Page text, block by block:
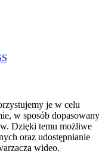
je w celu
w sposób dopasowany
Dzięki temu możliwe
oraz udostępnianie
wideo.